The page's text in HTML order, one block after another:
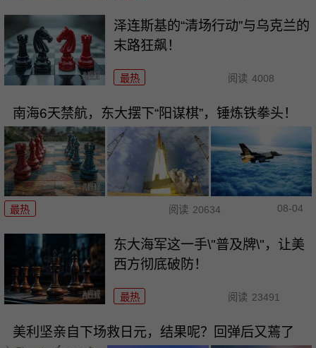
泽连斯基的“清场行动”与乌克兰的
末路狂飙！
最热 阅读 4008
南海6天禁航，东大摆下“阳谋棋”，锤炼铁拳头！
最热 阅读 20634 08-04
东大海军这一手\"普及牌\"，让美
西方彻底破防！
最热 阅读 23491
美利坚亲自下场救日元，结果呢？回弹后又蔫了